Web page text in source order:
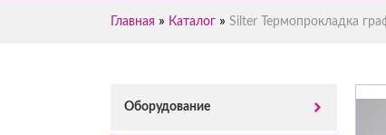
Главная » Каталог » Silter Термопрокладка
Оборудование